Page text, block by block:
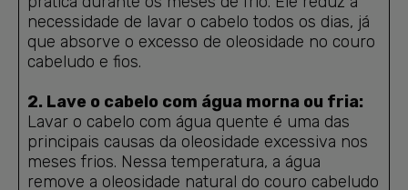
necessidade de lavar o cabelo todos os dias, já
que absorve o excesso de oleosidade no couro
cabeludo e fios.
2. Lave o cabelo com água morna ou fria:
Lavar o cabelo com água quente é uma das
principais causas da oleosidade excessiva nos
meses frios. Nessa temperatura, a água
remove a oleosidade natural do couro cabeludo